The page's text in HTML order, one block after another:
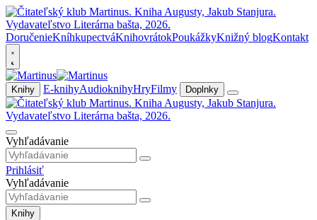
DoručenieKníhkupectváKnihovrátokPoukážkyKnižný blogKontakt
Knihy E-knihyAudioknihyHryFilmy Doplnky
Vyhľadávanie
Prihlásiť
Vyhľadávanie
Knihy